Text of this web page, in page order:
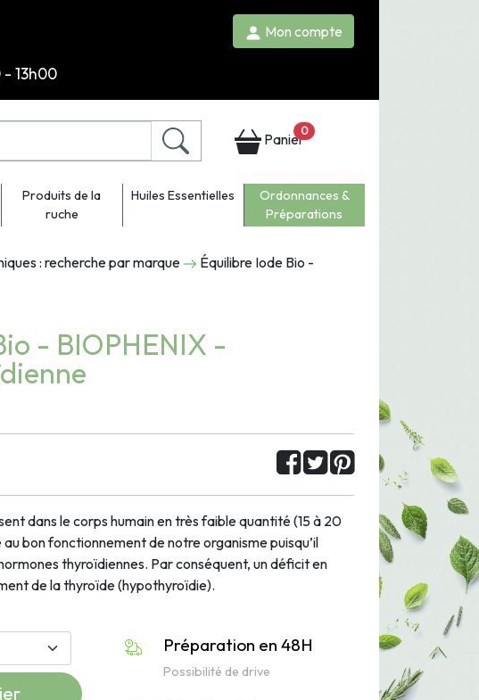
Mon compte
13h00
Panier0
Produits de la
ruche
Huiles Essentielles
Ordonnances &
Préparations
: recherche par marque
Équilibre Iode Bio -
- BIOPHENIX -
dans le corps humain en très faible quantité (15 à 20
au bon fonctionnement de notre organisme puisqu’il
thyroïdiennes. Par conséquent, undéficit en
de la thyroïde (hypothyroïdie).
Préparation en 48H
Possibilité de drive